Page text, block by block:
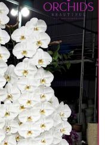
hồ điệp đẹp và